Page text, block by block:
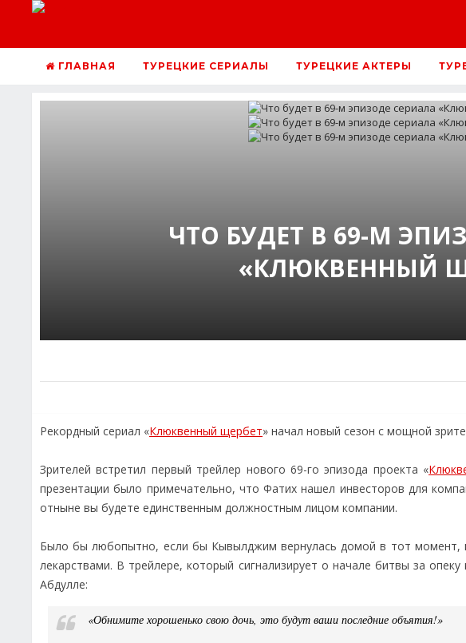
ГЛАВНАЯ ТУРЕЦКИЕ СЕРИАЛЫ ТУРЕЦКИЕ АКТЕРЫ
ЧТО БУДЕТ В 69-М
«КЛЮКВЕННЫЙ
Рекордный сериал «Клюквенный щербет» начал новый сезон с мощной
Зрителей встретил первый трейлер нового 69-го эпизода проекта «
презентации было примечательно, что Фатих нашел инвесторов для
отныне вы будете единственным должностным лицом компании.
Было бы любопытно, если бы Кывылджим вернулась домой в тот момент,
лекарствами. В трейлере, который сигнализирует о начале битвы за
Абдулле:
«Обнимите хорошенько свою дочь, это будут ваши последние объятия!»